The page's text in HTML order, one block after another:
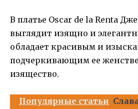
В платье Oscar de la Renta
выглядит изящно и
обладает красивым и
подчеркивающим ее
изящество.
Популярные статьи